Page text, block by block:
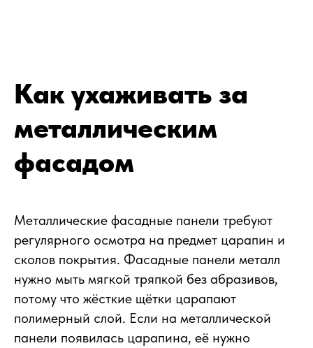
Как ухаживать за
металлическим
фасадом
Металлические фасадные панели требуют
регулярного осмотра на предмет царапин и
сколов покрытия. Фасадные панели металл
нужно мыть мягкой тряпкой без абразивов,
потому что жёсткие щётки царапают
полимерный слой. Если на металлической
панели появилась царапина, её нужно